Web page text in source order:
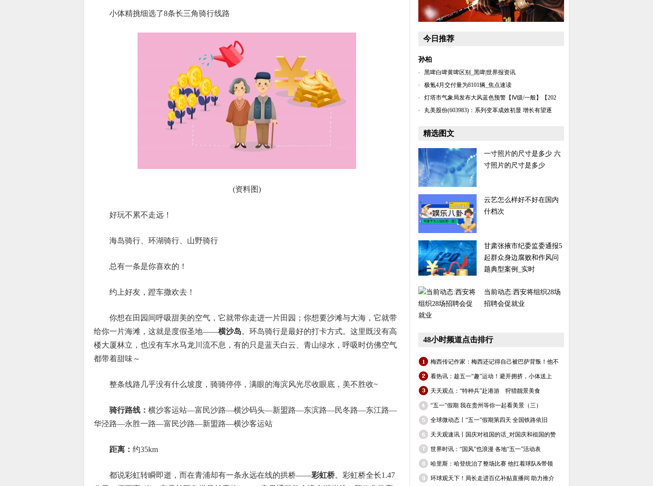
小体精挑细选了8条长三角骑行线路
(资料图)
好玩不累不走远！
海岛骑行、环湖骑行、山野骑行
总有一条是你喜欢的！
约上好友，蹬车撒欢去！
你想在田园间呼吸甜美的空气，它就带你走进一片田园；你想要沙滩与大海，它就带
给你一片海滩，这就是度假圣地——横沙岛。环岛骑行是最好的打卡方式。这里既没有高
楼大厦林立，也没有车水马龙川流不息，有的只是蓝天白云、青山绿水，呼吸时仿佛空气
都带着甜味～
整条线路几乎没有什么坡度，骑骑停停，满眼的海滨风光尽收眼底，美不胜收~
骑行路线： 横沙客运站—富民沙路—横沙码头—新盟路—东滨路—民冬路—东江路—
华泾路—永胜一路—富民沙路—新盟路—横沙客运站
距离： 约35km
都说彩虹转瞬即逝，而在青浦却有一条永远在线的拱桥——彩虹桥。彩虹桥全长1.47
今日推荐
孙柏
黑啤白啤黄啤区别_黑啤|世界报资讯
极氪4月交付量为8101辆_焦点速读
灯塔市气象局发布大风蓝色预警【Ⅳ级/一般】【202
丸美股份(603983)：系列变革成效初显 增长有望逐
精选图文
一寸照片的尺寸是多少 六
寸照片的尺寸是多少
云艺怎么样好不好在国内
什档次
甘肃张掖市纪委监委通报5
起群众身边腐败和作风问
题典型案例_实时
当前动态:西安将组织28场
招聘会促就业
48小时频道点击排行
梅西传记作家：梅西还记得自己被巴萨背叛！他不
看热讯：趁五一“趣”运动！避开拥挤，小体送上
天天观点：“特种兵”赴港游 狩猎靓景美食
“五一”假期 我在贵州等你一起看美景（三）
全球微动态丨“五一”假期第四天 全国铁路依旧
天天观速讯丨国庆对祖国的话_对国庆和祖国的赞
世界时讯：“国风”也浪漫 各地“五一”活动表
哈里斯：哈登统治了整场比赛 他扛着球队&带领
环球观天下！局长走进百亿补贴直播间 助力推介